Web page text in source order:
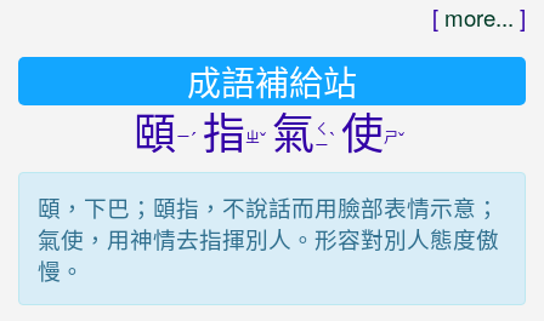
[ more... ]
成語補給站
頤 ㄧˊ 指ㄓˇ 氣 ㄑ
ㄧˋ 使ㄕˇ
頤，下巴；頤指，不說話而用臉部表情示意；
氣使，用神情去指揮別人。形容對別人態度傲
慢。